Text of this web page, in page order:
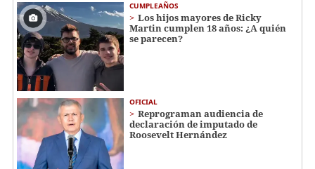
CUMPLEAÑOS
Los hijos mayores de Ricky
Martin cumplen 18 años: ¿A quién
se parecen?
OFICIAL
Reprograman audiencia de
declaración de imputado de
Roosevelt Hernández